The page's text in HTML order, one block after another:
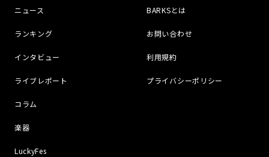
ニュース
ランキング
インタビュー
ライブレポート
コラム
楽器
LuckyFes
BARKSとは
お問い合わせ
利用規約
プライバシーポリシー